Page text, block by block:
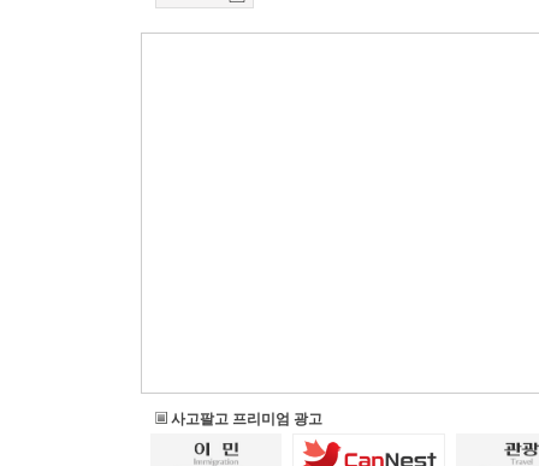
사고팔고 프리미엄 광고